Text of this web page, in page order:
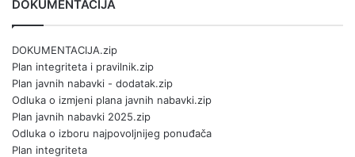
DOKUMENTACIJA
DOKUMENTACIJA.zip
Plan integriteta i pravilnik.zip
Plan javnih nabavki - dodatak.zip
Odluka o izmjeni plana javnih nabavki.zip
Plan javnih nabavki 2025.zip
Odluka o izboru najpovoljnijeg ponuđača
Plan integriteta